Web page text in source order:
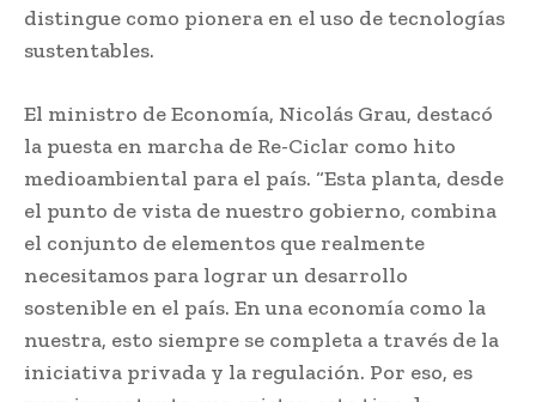
distingue como pionera en el uso de tecnologías
sustentables.
El ministro de Economía, Nicolás Grau, destacó
la puesta en marcha de Re-Ciclar como hito
medioambiental para el país. “Esta planta, desde
el punto de vista de nuestro gobierno, combina
el conjunto de elementos que realmente
necesitamos para lograr un desarrollo
sostenible en el país. En una economía como la
nuestra, esto siempre se completa a través de la
iniciativa privada y la regulación. Por eso, es